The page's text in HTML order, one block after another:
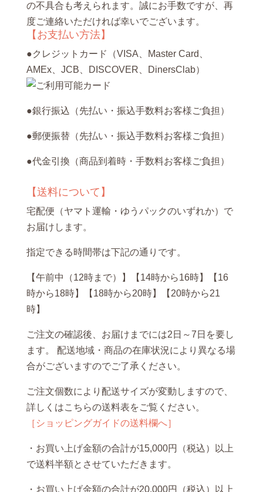
の不具合も考えられます。誠にお手数ですが、再
度ご連絡いただければ幸いでございます。
【お支払い方法】
●クレジットカード（VISA、Master Card、
AMEx、JCB、DISCOVER、DinersClab）
●銀行振込（先払い・振込手数料お客様ご負担）
●郵便振替（先払い・振込手数料お客様ご負担）
●代金引換（商品到着時・手数料お客様ご負担）
【送料について】
宅配便（ヤマト運輸・ゆうパックのいずれか）で
お届けします。
指定できる時間帯は下記の通りです。
【午前中（12時まで）】【14時から16時】【16
時から18時】【18時から20時】【20時から21
時】
ご注文の確認後、お届けまでには2日～7日を要し
ます。 配送地域・商品の在庫状況により異なる場
合がございますのでご了承ください。
ご注文個数により配送サイズが変動しますので、
詳しくはこちらの送料表をご覧ください。
［ショッピングガイドの送料欄へ］
・お買い上げ金額の合計が15,000円（税込）以上
で送料半額とさせていただきます。
・お買い上げ金額の合計が20,000円（税込）以上